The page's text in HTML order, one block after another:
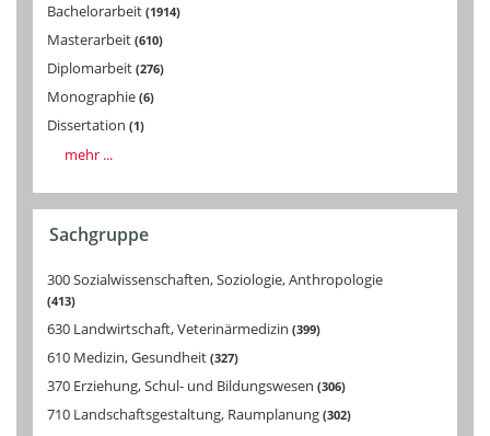
Bachelorarbeit 1914
Masterarbeit 610
Diplomarbeit 276
Monographie 6
Dissertation 1
mehr ...
Sachgruppe
300 Sozialwissenschaften, Soziologie, Anthropologie
413
630 Landwirtschaft, Veterinärmedizin 399
610 Medizin, Gesundheit 327
370 Erziehung, Schul- und Bildungswesen 306
710 Landschaftsgestaltung, Raumplanung 302